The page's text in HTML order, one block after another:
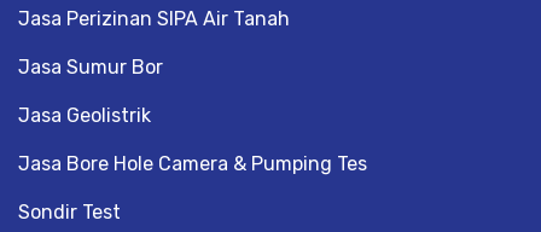
Jasa Perizinan SIPA Air Tanah
Jasa Sumur Bor
Jasa Geolistrik
Jasa Bore Hole Camera & Pumping Tes
Sondir Test